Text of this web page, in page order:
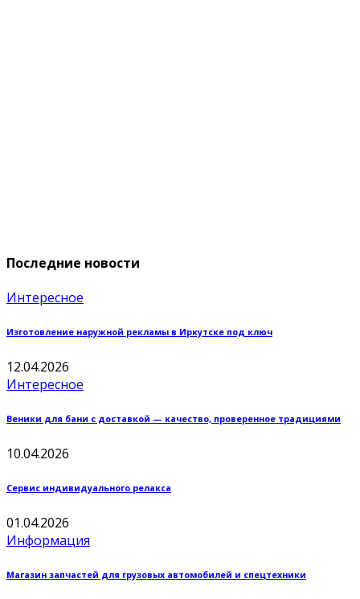
Последние новости
Интересное
Изготовление наружной рекламы в Иркутске под ключ
12.04.2026
Интересное
Веники для бани с доставкой — качество, проверенное традициями
10.04.2026
Сервис индивидуального релакса
01.04.2026
Информация
Магазин запчастей для грузовых автомобилей и спецтехники